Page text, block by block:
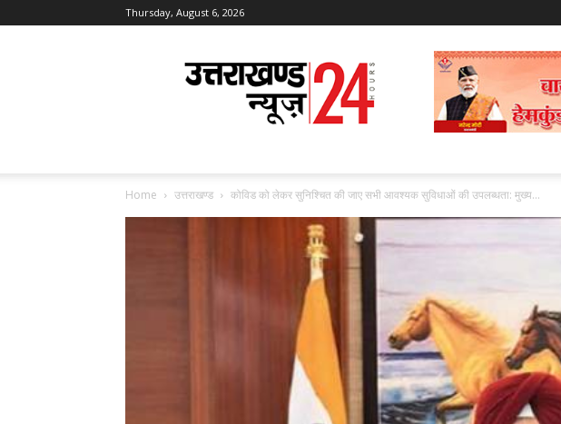
Thursday, August 6, 2026
Uttarakhand
News
24
Home उत्तराखण्ड कोविड को लेकर सुनिश्चित की जाए सभी आवश्यक सुविधाओं की उपलब्धता: मुख्य...